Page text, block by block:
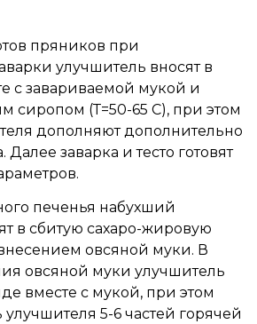
пряников при
улучшитель вносят в
с завариваемой мукой и
сиропом (Т=50-65 С), при этом
дополняют дополнительно
Далее заварка и тесто готовят
печенья набухший
в сбитую сахаро-жировую
овсяной муки. В
овсяной муки улучшитель
вместе с мукой, при этом
улучшителя 5-6 частей горячей